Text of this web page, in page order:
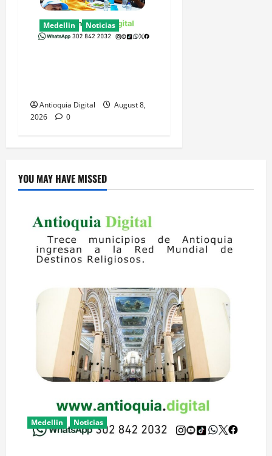
Medellin Noticias
Antioquia Digital
August 8,
2026
0
YOU MAY HAVE MISSED
Medellin Noticias